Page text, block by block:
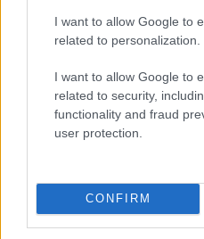
I want to allow Google to
related to personalization.
I want to allow Google to
related to security,
functionality and fraud
user protection.
CONFIRM